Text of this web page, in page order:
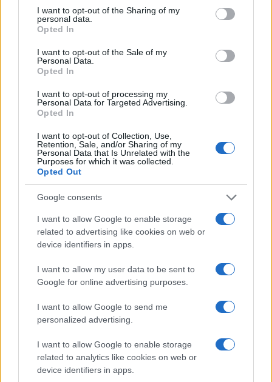
I want to opt-out of the Sharing of my
personal data.
Opted In
I want to opt-out of the Sale of my
Personal Data.
Opted In
I want to opt-out of processing my
Personal Data for Targeted Advertising.
Opted In
I want to opt-out of Collection, Use,
Retention, Sale, and/or Sharing of my
Personal Data that Is Unrelated with the
Purposes for which it was collected.
Opted Out
Google consents
I want to allow Google to enable storage
related to advertising like cookies on web or
device identifiers in apps.
I want to allow my user data to be sent to
Google for online advertising purposes.
I want to allow Google to send me
personalized advertising.
I want to allow Google to enable storage
related to analytics like cookies on web or
device identifiers in apps.
Nessuno presidia l’omogeneità del giudizio e
questo traligna in arbitrio, con l’albagia di
scambia l’indulgenza per generosità
pedagogica. Così il diploma cessa di attestare un
livello e certifica per paradosso, la latitudine in cui
lo si è conseguito.
La sperequazione
Qui la difformità cessa di essere accademica. Il
100 e la lode non sono orpelli estetici ma
dischiudono l’Albo Nazionale delle Eccellenze, gli
esoneri dalle tasse universitarie, le borse di
studio, la Carta del Merito da 500 euro. Chi è
valutato con severità paga due volte: perde il
riconoscimento e finanzia, con il proprio rigore, la
munificenza altrui.Lo studente scrupoloso del
resta a mani vuote; il coetaneo gratificato da
una commissione prodiga incassa bonus e
precedenze. E quei benefici non piovono dal cielo:
attingono a fondi contingentati, per cui il
vantaggio immeritato di uno diventa il diritto